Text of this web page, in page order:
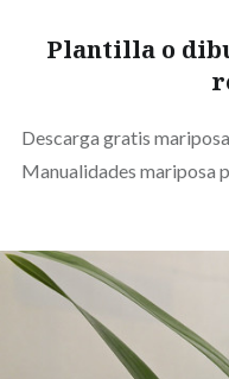
Plantilla o
Descarga gratis
Manualidades mariposa